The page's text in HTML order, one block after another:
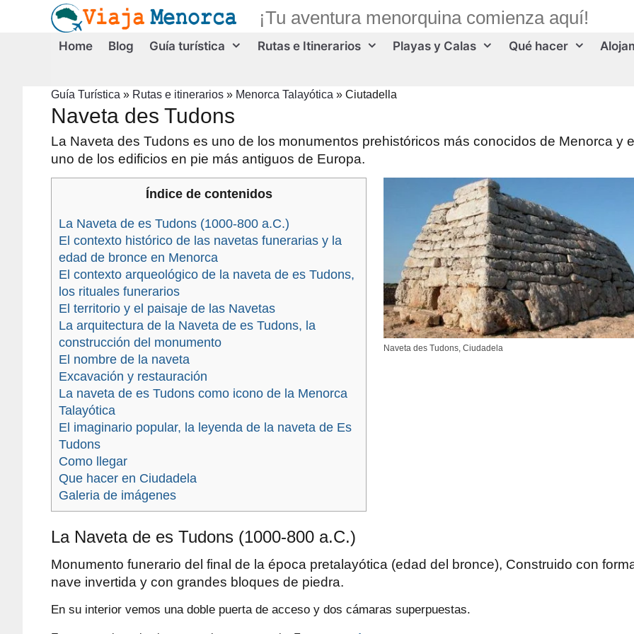
¡Tu aventura menorquina comienza aquí!
Home Blog Guía turística Rutas e Itinerarios Playas y Calas Qué hacer
Guía Turística » Rutas e itinerarios » Menorca Talayótica » Ciutadella
Naveta des Tudons
La Naveta des Tudons es uno de los monumentos prehistóricos más conocidos de Menorca y
uno de los edificios en pie más antiguos de Europa.
Naveta des Tudons, Ciudadela
Índice de contenidos
La Naveta de es Tudons (1000-800 a.C.)
El contexto histórico de las navetas funerarias y la
edad de bronce en Menorca
El contexto arqueológico de la naveta de es Tudons,
los rituales funerarios
El territorio y el paisaje de las Navetas
La arquitectura de la Naveta de es Tudons, la
construcción del monumento
El nombre de la naveta
Excavación y restauración
La naveta de es Tudons como icono de la Menorca
Talayótica
El imaginario popular, la leyenda de la naveta de Es
Tudons
Como llegar
Que hacer en Ciudadela
Galeria de imágenes
La Naveta de es Tudons (1000-800 a.C.)
Monumento funerario del final de la época pretalayótica (edad del bronce), Construido con
nave invertida y con grandes bloques de piedra.
En su interior vemos una doble puerta de acceso y dos cámaras superpuestas.